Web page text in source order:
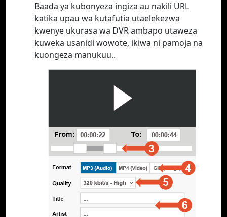
Baada ya kubonyeza ingiza au nakili URL
katika upau wa kutafutia utaelekezwa
kwenye ukurasa wa DVR ambapo utaweza
kuweka usanidi wowote, ikiwa ni pamoja na
kuongeza manukuu..